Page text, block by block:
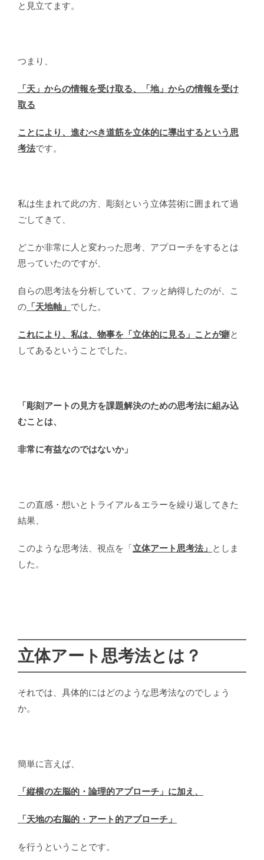
と見立てます。
つまり、
「天」からの情報を受け取る、「地」からの情報を受け
取る
ことにより、進むべき道筋を立体的に導出するという思
考法です。
私は生まれて此の方、彫刻という立体芸術に囲まれて過
ごしてきて、
どこか非常に人と変わった思考、アプローチをするとは
思っていたのですが、
自らの思考法を分析していて、フッと納得したのが、こ
の 「天地軸」 でした。
これにより、私は、物事を「立体的に見る」ことが癖と
してあるということでした。
「彫刻アートの見方を課題解決のための思考法に組み込
むことは、
非常に有益なのではないか」
この直感・想いとトライアル＆エラーを繰り返してきた
結果、
このような思考法、視点を「立体アート思考法」 としま
した。
立体アート思考法とは？
それでは、具体的にはどのような思考法なのでしょう
か。
簡単に言えば、
「縦横の左脳的・論理的アプローチ」に加え、
「天地の右脳的・アート的アプローチ」
を行うということです。